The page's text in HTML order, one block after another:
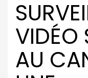
VIDÉO
AU